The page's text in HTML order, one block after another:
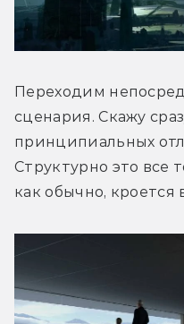
Переходим
сценария. Скажу
принципиальных
Структурно это все
как обычно, кроется